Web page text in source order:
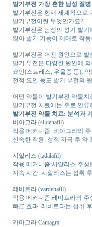
발기부전 가장 흔한 남성 질병
발기부전은 현재 세계적으로
발기부전이란 무엇인가요?
발기부전은 남성의 성기 발
않아 발기 기능이 제대로 작
발기부전은 어떤 원인으로 발
발기 부전은 다양한 원인에
요인(스트레스, 우울증 등),
전적 요인 등도 발기 부전의
어떤 약물이 발기부전 약물치
발기부전 치료에는 주로 인류
발기부전 약물 치료: 분석과
비아그라 (sildenafil)
작용 메커니즘: 비아그라의
신속한 작용: 성적 자극 후 약
시알리스 (tadalafil)
작용 메커니즘:시알리스 주
지속 시간: 시알리스는 섭취
레비트라 (vardenafil)
작용 메커니즘:레비트라의
빠른 효과: 레비트라는 섭취
카마그라 Camagra